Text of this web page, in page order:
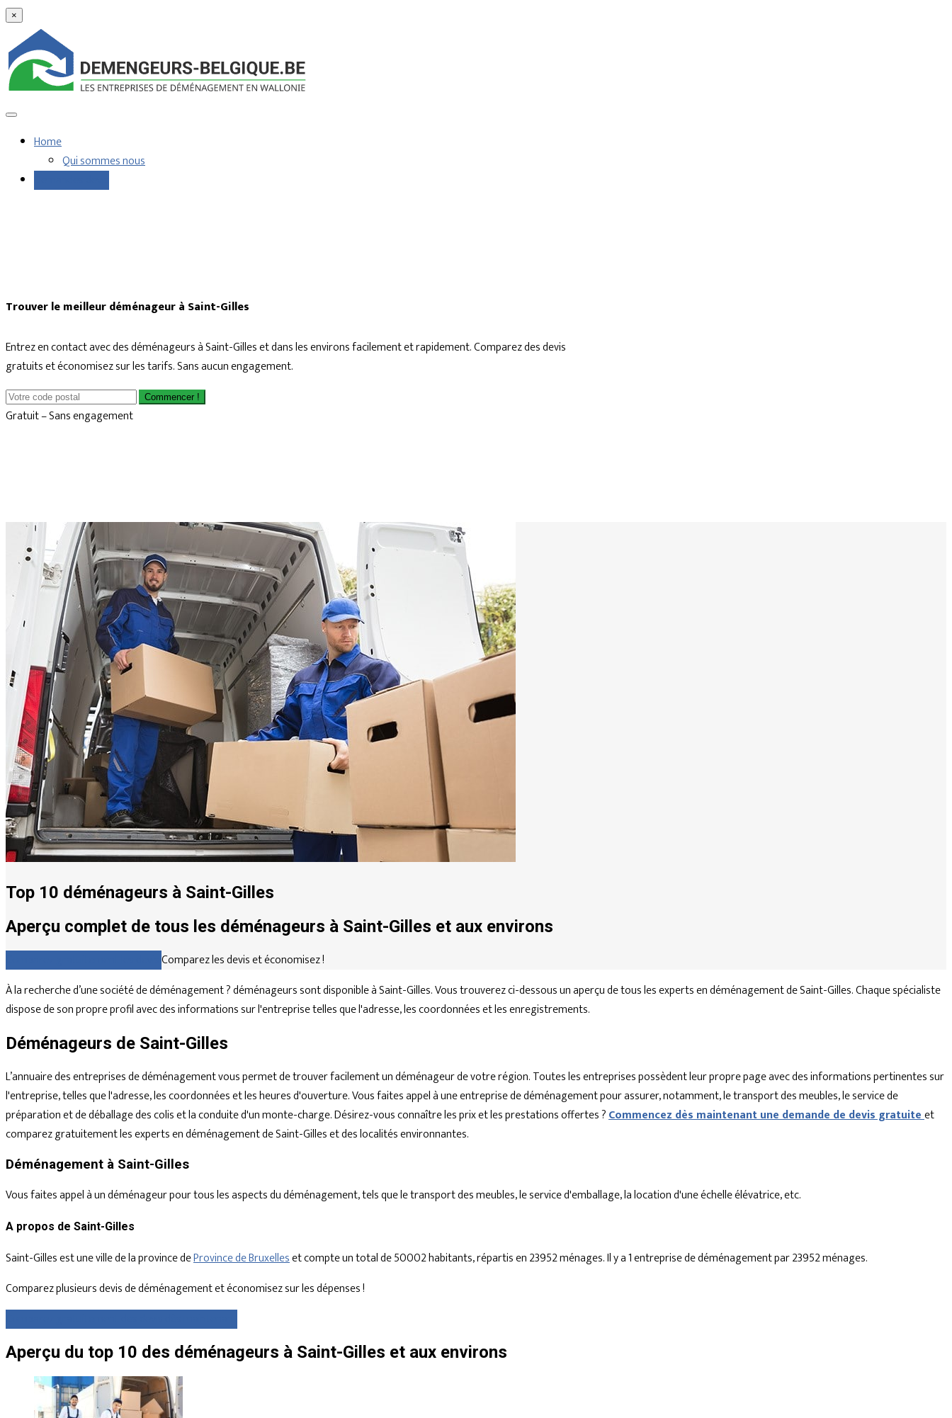
×
Home
Qui sommes nous
Trouver le meilleur déménageur à Saint-Gilles
Entrez en contact avec des déménageurs à Saint-Gilles et dans les environs facilement et rapidement. Comparez des devis
gratuits et économisez sur les tarifs. Sans aucun engagement.
Commencer !
Gratuit – Sans engagement
Top 10 déménageurs à Saint-Gilles
Aperçu complet de tous les déménageurs à Saint-Gilles et aux environs
Comparez les devis et économisez !
À la recherche d’une société de déménagement ? déménageurs sont disponible à Saint-Gilles. Vous trouverez ci-dessous un aperçu de tous les experts en déménagement de Saint-Gilles. Chaque spécialiste
dispose de son propre profil avec des informations sur l'entreprise telles que l'adresse, les coordonnées et les enregistrements.
Déménageurs de Saint-Gilles
L’annuaire des entreprises de déménagement vous permet de trouver facilement un déménageur de votre région. Toutes les entreprises possèdent leur propre page avec des informations pertinentes sur
l'entreprise, telles que l'adresse, les coordonnées et les heures d'ouverture. Vous faites appel à une entreprise de déménagement pour assurer, notamment, le transport des meubles, le service de
préparation et de déballage des colis et la conduite d'un monte-charge. Désirez-vous connaître les prix et les prestations offertes ?Commencez dès maintenant une demande de devis gratuiteet
comparez gratuitement les experts en déménagement de Saint-Gilles et des localités environnantes.
Déménagement à Saint-Gilles
Vous faites appel à un déménageur pour tous les aspects du déménagement, tels que le transport des meubles, le service d'emballage, la location d'une échelle élévatrice, etc.
A propos de Saint-Gilles
Saint-Gilles est une ville de la province deProvince de Bruxelleset compte un total de 50002 habitants, répartis en 23952 ménages. Il y a 1 entreprise de déménagement par 23952 ménages.
Comparez plusieurs devis de déménagement et économisez sur les dépenses !
Aperçu du top 10 des déménageurs à Saint-Gilles et aux environs